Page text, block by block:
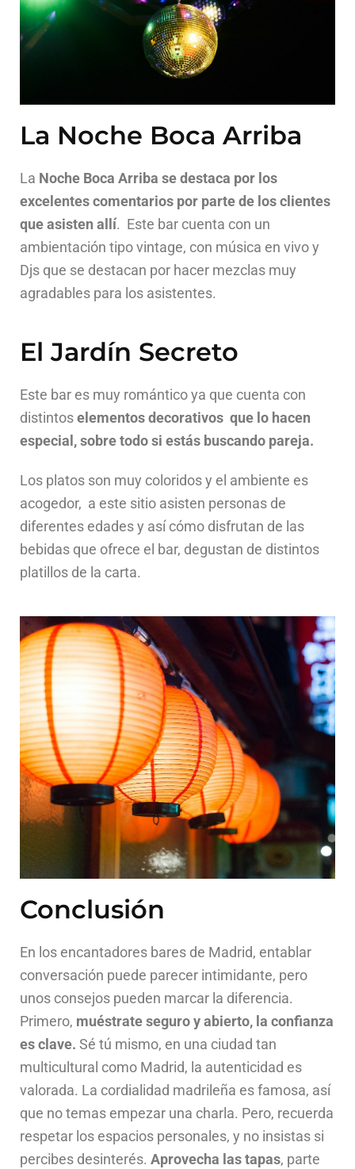
La Noche Boca Arriba
La Noche Boca Arriba se destaca por los
excelentes comentarios por parte de los clientes
que asisten allí. Este bar cuenta con un
ambientación tipo vintage, con música en vivo y
Djs que se destacan por hacer mezclas muy
agradables para los asistentes.
El Jardín Secreto
Este bar es muy romántico ya que cuenta con
distintoselementos decorativos que lo hacen
especial, sobre todo si estás buscando pareja.
Los platos son muy coloridos y el ambiente es
acogedor, a este sitio asisten personas de
diferentes edades y así cómo disfrutan de las
bebidas que ofrece el bar, degustan de distintos
platillos de la carta.
Conclusión
En los encantadores bares de Madrid, entablar
conversación puede parecer intimidante, pero
unos consejos pueden marcar la diferencia.
Primero, muéstrate seguro y abierto, la confianza
es clave. Sé tú mismo, en una ciudad tan
multicultural como Madrid, la autenticidad es
valorada. La cordialidad madrileña es famosa, así
que no temas empezar una charla. Pero, recuerda
respetar los espacios personales, y no insistas si
percibes desinterés. Aprovecha las tapas, parte